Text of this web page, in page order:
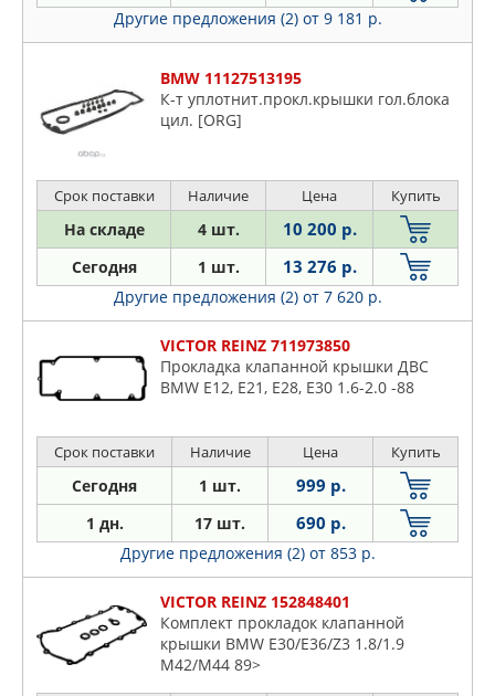
Другие предложения (2) от 9 181 р.
BMW 11127513195
К-т уплотнит.прокл.крышки гол.блока
цил. [ORG]
Срок поставки Наличие Цена Купить
На складе 4 шт. 10 200 р.
Сегодня 1 шт. 13 276 р.
Другие предложения (2) от 7 620 р.
VICTOR REINZ 711973850
Прокладка клапанной крышки ДВС
BMW E12, E21, E28, E30 1.6-2.0 -88
Срок поставки Наличие Цена Купить
Сегодня 1 шт. 999 р.
1 дн. 17 шт. 690 р.
Другие предложения (2) от 853 р.
VICTOR REINZ 152848401
Комплект прокладок клапанной
крышки BMW E30/E36/Z3 1.8/1.9
M42/M44 89>